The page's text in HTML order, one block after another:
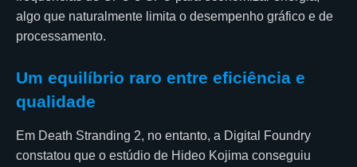
algo que naturalmente limita o desempenho gráfico e de
processamento.
Um equilíbrio raro entre eficiência e
qualidade
Em Death Stranding 2, no entanto, a Digital Foundry
constatou que o estúdio de Hideo Kojima conseguiu